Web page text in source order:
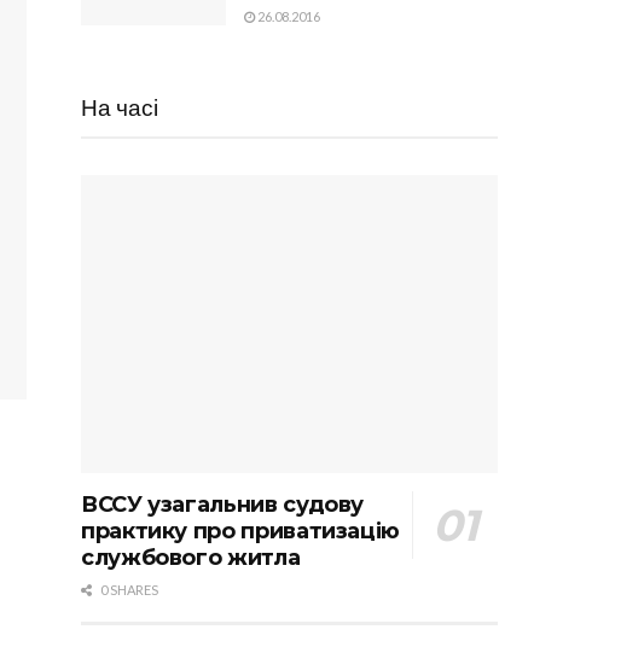
26.08.2016
На часі
ВССУ узагальнив судову
практику про приватизацію
службового житла
0 SHARES